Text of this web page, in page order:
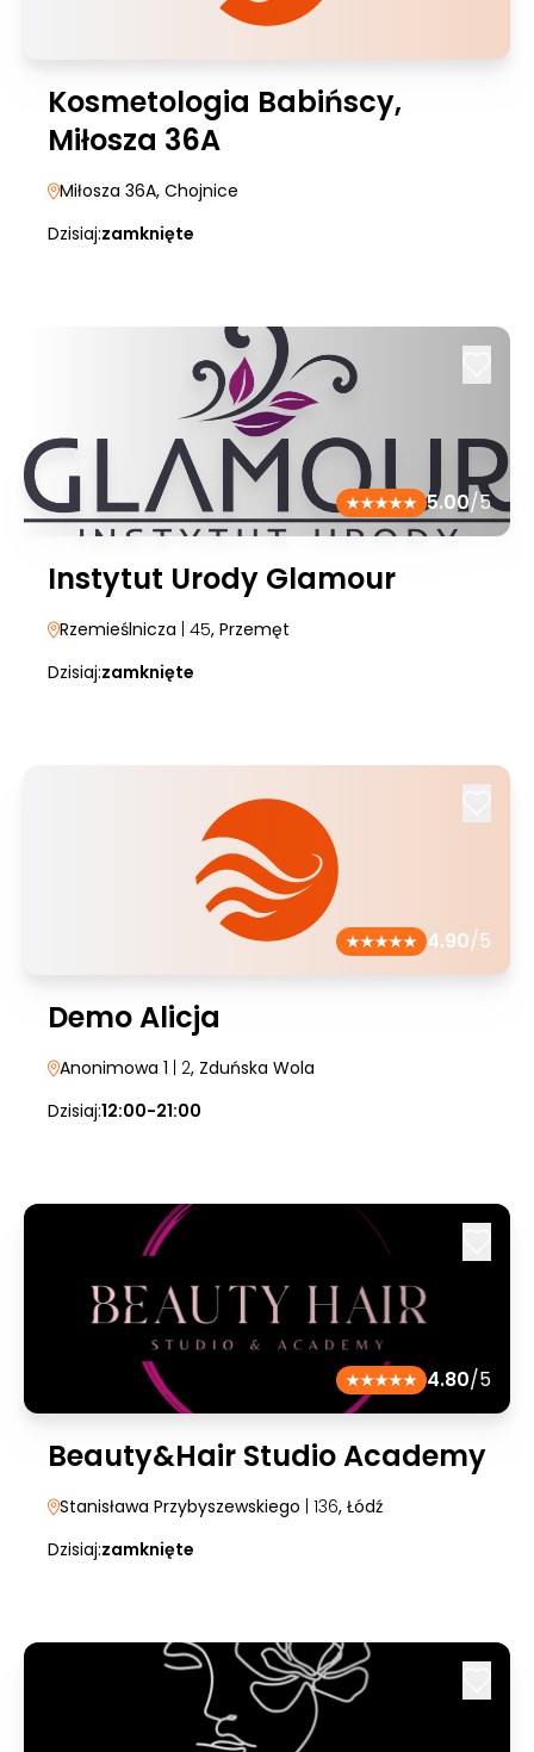
Kosmetologia Babińscy,
Miłosza 36A
Miłosza 36A, Chojnice
Dzisiaj:zamknięte
5.00/5
Instytut Urody Glamour
Rzemieślnicza | 45, Przemęt
Dzisiaj:zamknięte
4.90/5
Demo Alicja
Anonimowa 1 | 2, Zduńska Wola
Dzisiaj:12:00-21:00
4.80/5
Beauty&Hair Studio Academy
Stanisława Przybyszewskiego | 136, Łódź
Dzisiaj:zamknięte